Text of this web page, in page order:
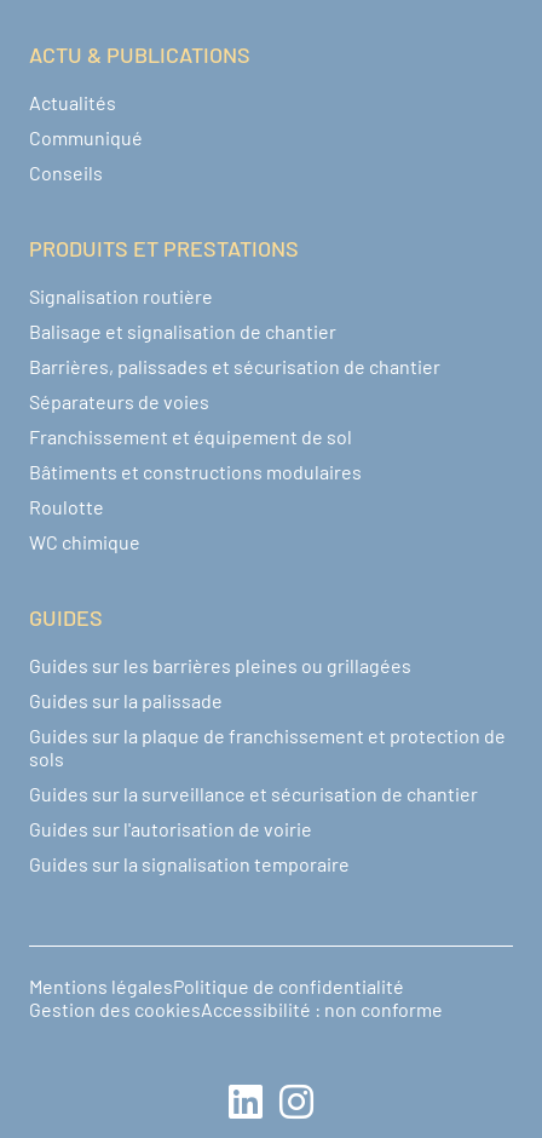
ACTU & PUBLICATIONS
Actualités
Communiqué
Conseils
PRODUITS ET PRESTATIONS
Signalisation routière
Balisage et signalisation de chantier
Barrières, palissades et sécurisation de chantier
Séparateurs de voies
Franchissement et équipement de sol
Bâtiments et constructions modulaires
Roulotte
WC chimique
GUIDES
Guides sur les barrières pleines ou grillagées
Guides sur la palissade
Guides sur la plaque de franchissement et protection de
sols
Guides sur la surveillance et sécurisation de chantier
Guides sur l'autorisation de voirie
Guides sur la signalisation temporaire
Pied de page
Mentions légalesPolitique de confidentialité
Gestion des cookiesAccessibilité : non conforme